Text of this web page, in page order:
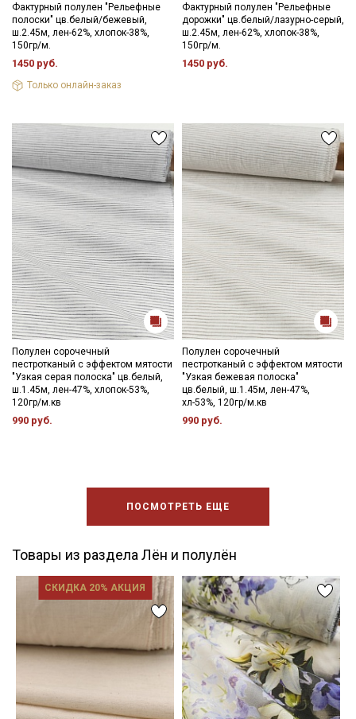
Фактурный полулен "Рельефные
полоски" цв.белый/бежевый,
ш.2.45м, лен-62%, хлопок-38%,
150гр/м.
1450 руб.
Только онлайн-заказ
Фактурный полулен "Рельефные
дорожки" цв.белый/лазурно-серый,
ш.2.45м, лен-62%, хлопок-38%,
150гр/м.
1450 руб.
Полулен сорочечный
пестротканый с эффектом мятости
"Узкая серая полоска" цв.белый,
ш.1.45м, лен-47%, хлопок-53%,
120гр/м.кв
990 руб.
Полулен сорочечный
пестротканый с эффектом мятости
"Узкая бежевая полоска"
цв.белый, ш.1.45м, лен-47%,
хл-53%, 120гр/м.кв
990 руб.
ПОСМОТРЕТЬ ЕЩЕ
Товары из раздела Лён и полулён
СКИДКА 20% АКЦИЯ